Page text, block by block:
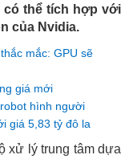
có thể tích hợp với
của Nvidia.
mắc: GPU sẽ
giá mới
hình người
giá 5,83 tỷ đô la
xử lý trung tâm dựa